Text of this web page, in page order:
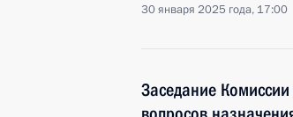
30 января 2025 года, 17:00
Заседание